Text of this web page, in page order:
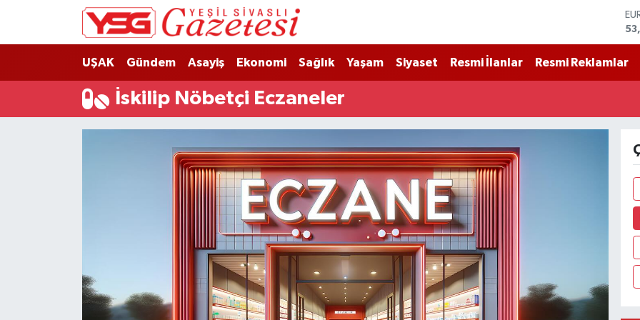
UŞAK Gündem Asayiş Ekonomi Sağlık Yaşam Siyaset Resmi İlanlar Resmi Reklamlar
İskilip Nöbetçi Eczaneler
Hava Durumu
Namaz Vakitleri
Süper Lig Puan Durumu ve Fikstür
Son Dakika Haberleri
Haber Arşivi